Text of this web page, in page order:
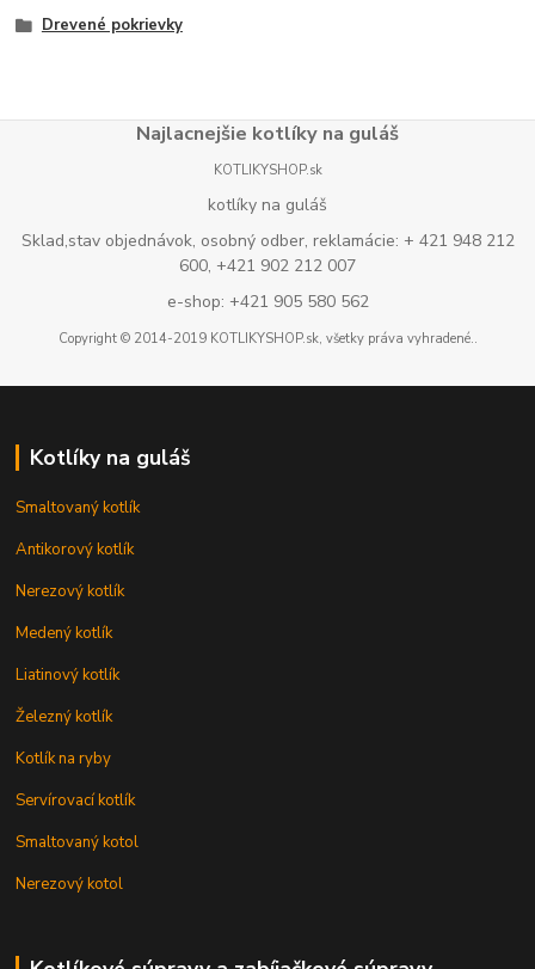
Drevené pokrievky
Najlacnejšie kotlíky na guláš
KOTLIKYSHOP.sk
kotlíky na guláš
Sklad,stav objednávok, osobný odber, reklamácie: + 421 948 212
600, +421 902 212 007
e-shop: +421 905 580 562
Copyright © 2014-2019 KOTLIKYSHOP.sk, všetky práva vyhradené..
Kotlíky na guláš
Smaltovaný kotlík
Antikorový kotlík
Nerezový kotlík
Medený kotlík
Liatinový kotlík
Železný kotlík
Kotlík na ryby
Servírovací kotlík
Smaltovaný kotol
Nerezový kotol